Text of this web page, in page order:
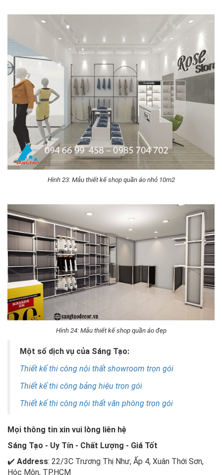
Hình 23: Mẫu thiết kế shop quần áo nhỏ 10m2
Hình 24: Mẫu thiết kế shop quần áo đẹp
Một số dịch vụ của Sáng Tạo:
Thiết kế thi công nội thất showroom trọn gói
Thiết kế thi công bảng hiệu trọn gói
Thiết kế thi công nội thất văn phòng trọn gói
Mọi thông tin xin vui lòng liên hệ
Sáng Tạo - Uy Tín - Chất Lượng - Giá Tốt
✔️ Address: 22/3C Trương Thị Như, Ấp 4, Xuân Thới Sơn,
Hóc Môn, TP.HCM